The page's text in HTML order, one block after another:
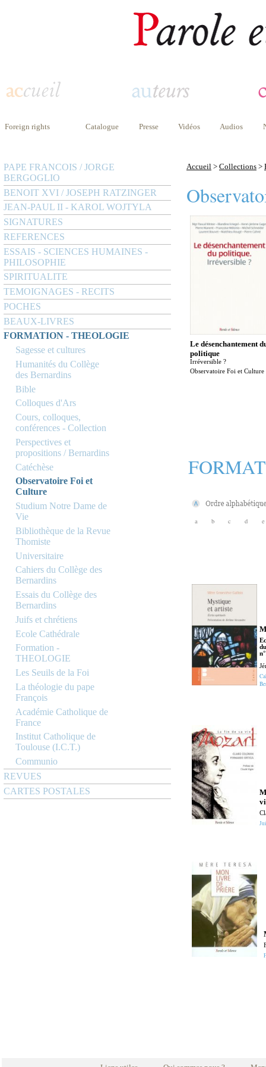
Foreign rights Catalogue Presse Vidéos Audios
PAPE FRANCOIS / JORGE
BERGOGLIO
BENOIT XVI / JOSEPH RATZINGER
JEAN-PAUL II - KAROL WOJTYLA
SIGNATURES
REFERENCES
ESSAIS - SCIENCES HUMAINES -
PHILOSOPHIE
SPIRITUALITE
TEMOIGNAGES - RECITS
POCHES
BEAUX-LIVRES
FORMATION - THEOLOGIE
Sagesse et cultures
Humanités du Collège
des Bernardins
Bible
Colloques d'Ars
Cours, colloques,
conférences - Collection
Perspectives et
propositions / Bernardins
Catéchèse
Observatoire Foi et
Culture
Studium Notre Dame de
Vie
Bibliothèque de la Revue
Thomiste
Universitaire
Cahiers du Collège des
Bernardins
Essais du Collège des
Bernardins
Juifs et chrétiens
Ecole Cathédrale
Formation -
THEOLOGIE
Les Seuils de la Foi
La théologie du pape
François
Académie Catholique de
France
Institut Catholique de
Toulouse (I.C.T.)
Communio
REVUES
CARTES POSTALES
Accueil > Collections >
Le désenchantement
politique
Irréversible ?
Observatoire Foi et Culture
a b c d e